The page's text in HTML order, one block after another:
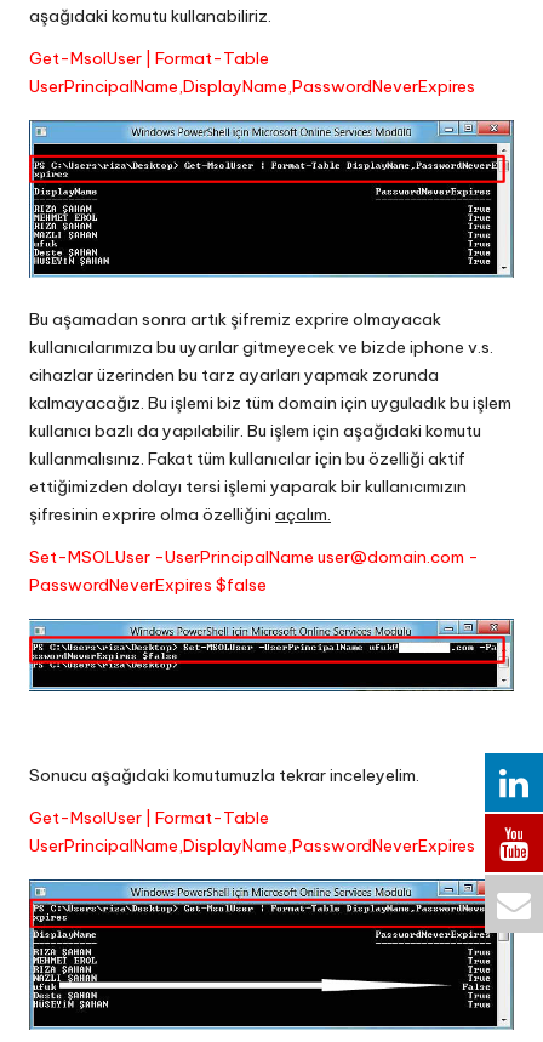
aşağıdaki komutu kullanabiliriz.
Get-MsolUser | Format-Table
UserPrincipalName,DisplayName,PasswordNeverExpires
Bu aşamadan sonra artık şifremiz exprire olmayacak
kullanıcılarımıza bu uyarılar gitmeyecek ve bizde iphone v.s.
cihazlar üzerinden bu tarz ayarları yapmak zorunda
kalmayacağız. Bu işlemi biz tüm domain için uyguladık bu işlem
kullanıcı bazlı da yapılabilir. Bu işlem için aşağıdaki komutu
kullanmalısınız. Fakat tüm kullanıcılar için bu özelliği aktif
ettiğimizden dolayı tersi işlemi yaparak bir kullanıcımızın
şifresinin exprire olma özelliğini açalım.
Set-MSOLUser -UserPrincipalName user@domain.com -
PasswordNeverExpires $false
Sonucu aşağıdaki komutumuzla tekrar inceleyelim.
Get-MsolUser | Format-Table
UserPrincipalName,DisplayName,PasswordNeverExpires